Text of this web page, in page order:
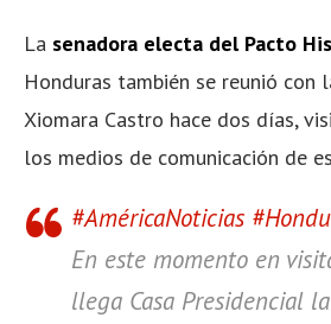
La senadora electa del Pacto
Honduras también se reunió con
Xiomara Castro hace dos días,
los medios de comunicación de
#AméricaNoticias
En este momento en
llega Casa Presidencial